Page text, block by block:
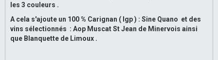
les 3 couleurs .
A cela s'ajoute un 100 % Carignan ( Igp ) : Sine Quano et des
vins sélectionnés : Aop Muscat St Jean de Minervois ainsi
que Blanquette de Limoux .